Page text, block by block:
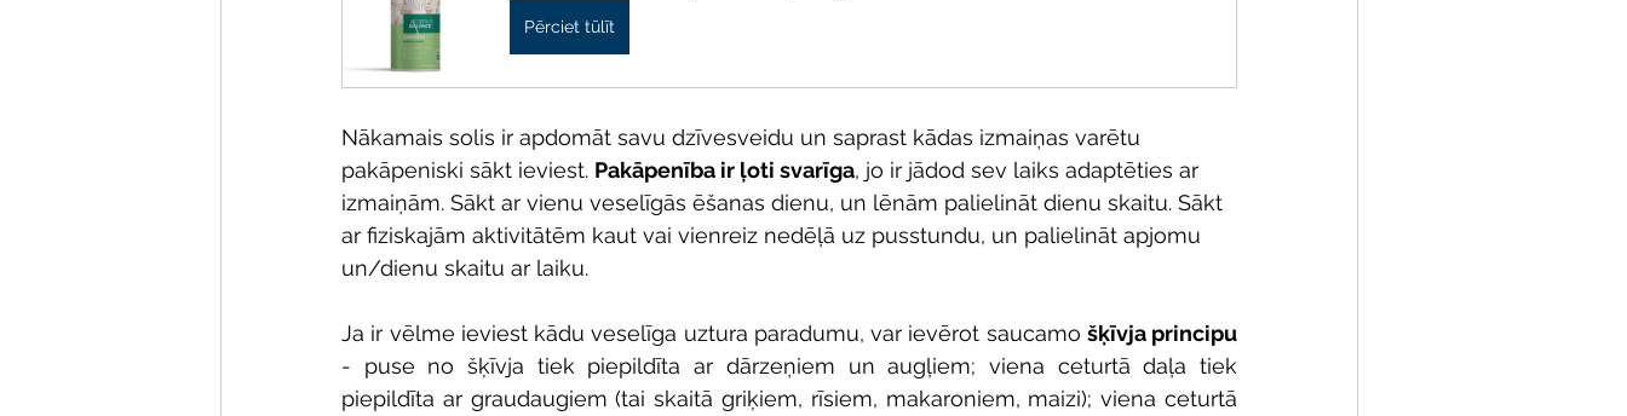
Pērciet tūlīt
Nākamais solis ir apdomāt savu dzīvesveidu un saprast kādas izmaiņas varētu
pakāpeniski sākt ieviest. Pakāpenība ir ļoti svarīga, jo ir jādod sev laiks adaptēties ar
izmaiņām. Sākt ar vienu veselīgās ēšanas dienu, un lēnām palielināt dienu skaitu. Sākt
ar fiziskajām aktivitātēm kaut vai vienreiz nedēļā uz pusstundu, un palielināt apjomu
un/dienu skaitu ar laiku.
Ja ir vēlme ieviest kādu veselīga uztura paradumu, var ievērot saucamo
- puse no šķīvja tiek piepildīta ar dārzeņiem un augļiem; viena ceturtā daļa tiek
piepildīta ar graudaugiem (tai skaitā griķiem, rīsiem, makaroniem, maizi); viena ceturtā